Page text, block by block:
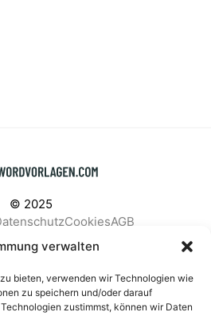
verwalten
bieten, verwenden wir Technologien wie
zu speichern und/oder darauf
zustimmst, können wir Daten
© 2025
CookiesAGB
Instagram